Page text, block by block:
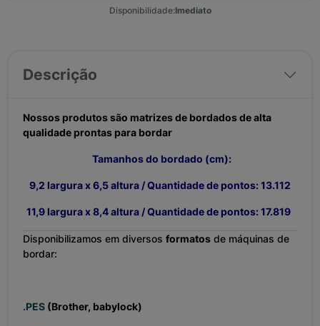
Disponibilidade:Imediato
Descrição
Nossos produtos são matrizes de bordados de alta
qualidade prontas para bordar
Tamanhos do bordado (cm):
9,2 largura x 6,5 altura / Quantidade de pontos: 13.112
11,9 largura x 8,4 altura / Quantidade de pontos: 17.819
Disponibilizamos em diversos formatos de máquinas de
bordar:
.PES (Brother, babylock)